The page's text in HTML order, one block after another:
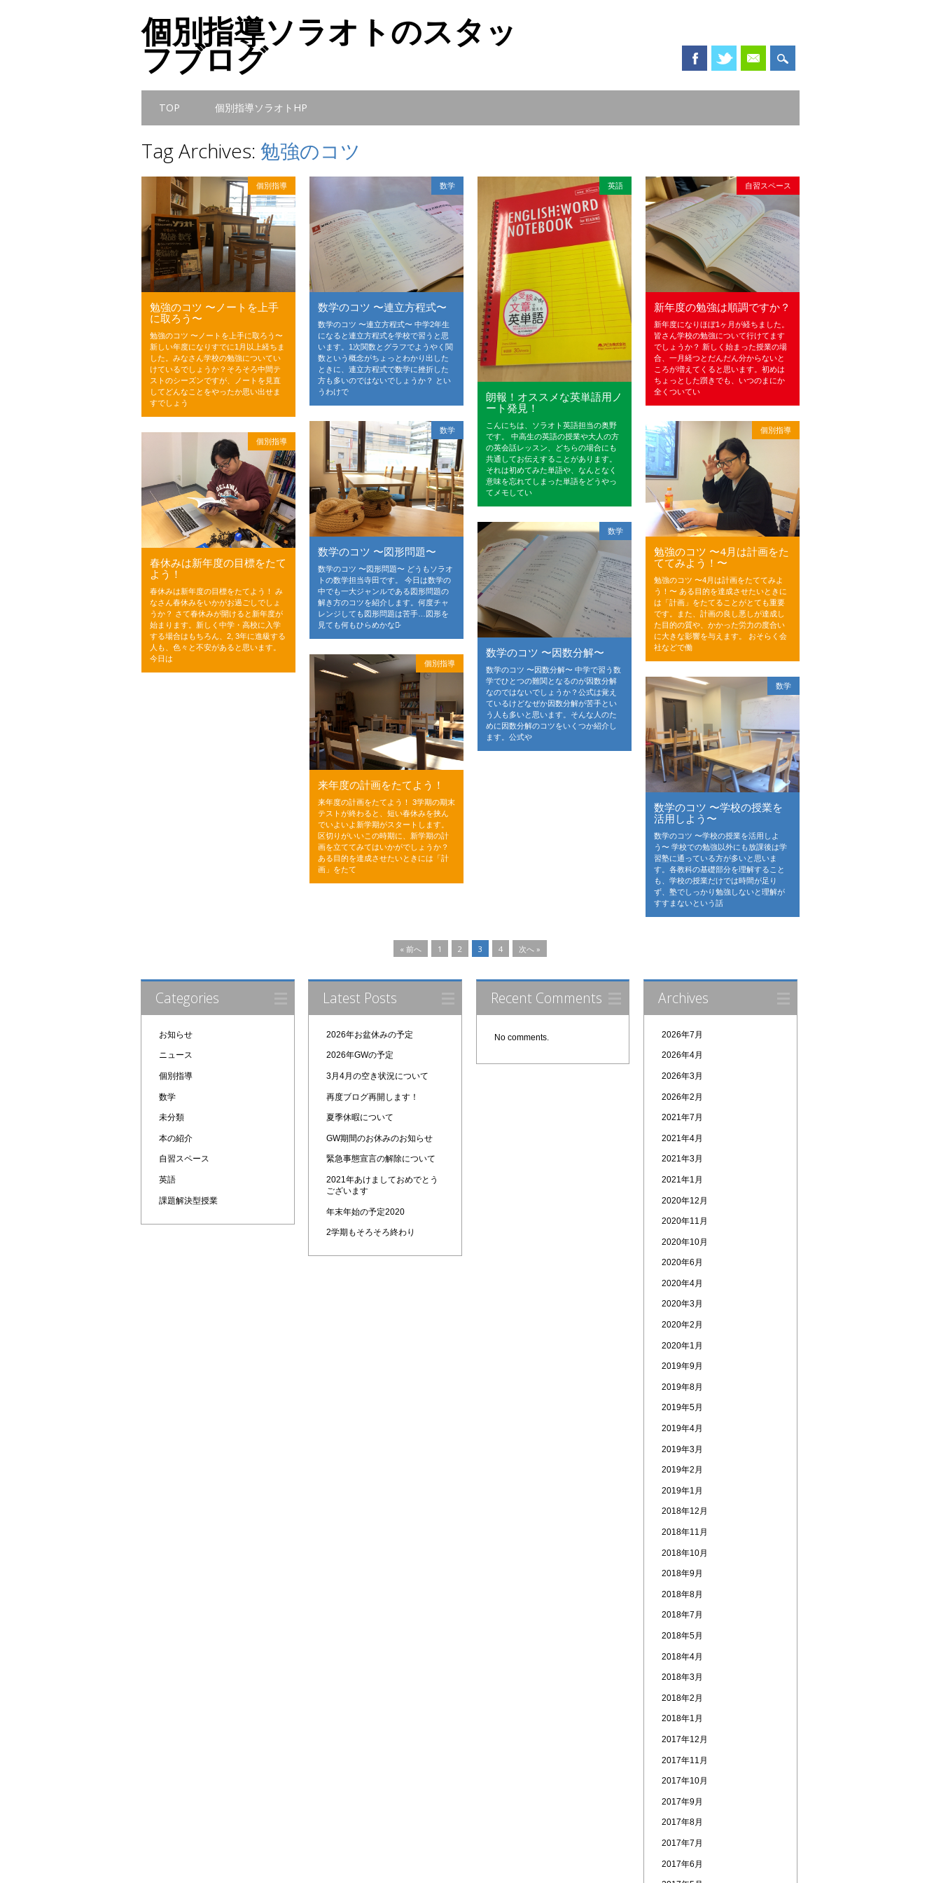
個別指導ソラオトのスタッ
フブログ
Main menu
TOP 個別指導ソラオトHP
Tag Archives:勉強のコツ
個別指導
勉強のコツ 〜ノートを上手
に取ろう〜
勉強のコツ 〜ノートを上手に取ろう〜
新しい年度になりすでに1月以上経ちま
した。みなさん学校の勉強についてい
けているでしょうか？そろそろ中間テ
ストのシーズンですが、ノートを見直
してどんなことをやったか思い出せま
すでしょう
数学
数学のコツ 〜連立方程式〜
数学のコツ 〜連立方程式〜 中学2年生
になると連立方程式を学校で習うと思
います。1次関数とグラフでようやく関
数という概念がちょっとわかり出した
ときに、連立方程式で数学に挫折した
方も多いのではないでしょうか？ とい
うわけで
英語
朗報！オススメな英単語用ノ
ート発見！
こんにちは、ソラオト英語担当の奥野
です。 中高生の英語の授業や大人の方
の英会話レッスン、どちらの場合にも
共通してお伝えすることがあります。
それは初めてみた単語や、なんとなく
意味を忘れてしまった単語をどうやっ
てメモしてい
自習スペース
新年度の勉強は順調ですか？
新年度になりほぼ1ヶ月が経ちました。
皆さん学校の勉強について行けてます
でしょうか？ 新しく始まった授業の場
合、一月経つとだんだん分からないと
ころが増えてくると思います。初めは
ちょっとした躓きでも、いつのまにか
全くついてい
数学
数学のコツ 〜図形問題〜
数学のコツ 〜図形問題〜 どうもソラオ
トの数学担当寺田です。 今日は数学の
中でも一大ジャンルである図形問題の
解き方のコツを紹介します。何度チャ
レンジしても図形問題は苦手…図形を
見ても何もひらめかない̷
個別指導
勉強のコツ 〜4月は計画をた
ててみよう！〜
勉強のコツ 〜4月は計画をたててみよ
う！〜 ある目的を達成させたいときに
は「計画」をたてることがとても重要
です。また、計画の良し悪しが達成し
た目的の質や、かかった労力の度合い
に大きな影響を与えます。 おそらく会
社などで働
個別指導
春休みは新年度の目標をたて
よう！
春休みは新年度の目標をたてよう！ み
なさん春休みをいかがお過ごしでしょ
うか？ さて春休みが開けると新年度が
始まります。新しく中学・高校に入学
する場合はもちろん、2, 3年に進級する
人も、色々と不安があると思います。
今日は
数学
数学のコツ 〜因数分解〜
数学のコツ 〜因数分解〜 中学で習う数
学でひとつの難関となるのが因数分解
なのではないでしょうか？公式は覚え
ているけどなぜか因数分解が苦手とい
う人も多いと思います。そんな人のた
めに因数分解のコツをいくつか紹介し
ます。公式や
個別指導
来年度の計画をたてよう！
来年度の計画をたてよう！ 3学期の期末
テストが終わると、短い春休みを挟ん
でいよいよ新学期がスタートします。
区切りがいいこの時期に、新学期の計
画を立ててみてはいかがでしょうか？
ある目的を達成させたいときには「計
画」をたて
数学
数学のコツ 〜学校の授業を
活用しよう〜
数学のコツ 〜学校の授業を活用しよ
う〜 学校での勉強以外にも放課後は学
習塾に通っている方が多いと思いま
す。各教科の基礎部分を理解すること
も、学校の授業だけでは時間が足り
ず、塾でしっかり勉強しないと理解が
すすまないという話
« 前へ 1 2 3 4 次へ »
Categories
お知らせ
ニュース
個別指導
数学
未分類
本の紹介
自習スペース
英語
課題解決型授業
Latest Posts
2026年お盆休みの予定
2026年GWの予定
3月4月の空き状況について
再度ブログ再開します！
夏季休暇について
GW期間のお休みのお知らせ
緊急事態宣言の解除について
2021年あけましておめでとう
ございます
年末年始の予定2020
2学期もそろそろ終わり
Recent Comments
No comments.
Archives
2026年7月
2026年4月
2026年3月
2026年2月
2021年7月
2021年4月
2021年3月
2021年1月
2020年12月
2020年11月
2020年10月
2020年6月
2020年4月
2020年3月
2020年2月
2020年1月
2019年9月
2019年8月
2019年5月
2019年4月
2019年3月
2019年2月
2019年1月
2018年12月
2018年11月
2018年10月
2018年9月
2018年8月
2018年7月
2018年5月
2018年4月
2018年3月
2018年2月
2018年1月
2017年12月
2017年11月
2017年10月
2017年9月
2017年8月
2017年7月
2017年6月